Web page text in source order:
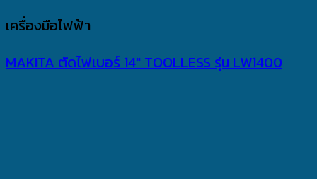
เครื่องมือไฟฟ้า
MAKITA ตัดไฟเบอร์ 14″ TOOLLESS รุ่น LW1400